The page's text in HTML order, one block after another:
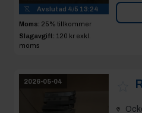
Avslutad 4/5 13:24
Moms: 25% tillkommer
Slagavgift: 120 kr exkl.
moms
2026-05-04